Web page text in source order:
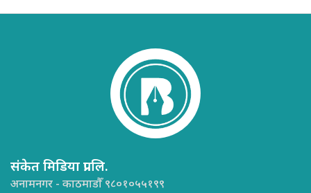
संकेत मिडिया प्रा.लि.
अनामनगर - काठमाडौँ ९८०१०५५१९९